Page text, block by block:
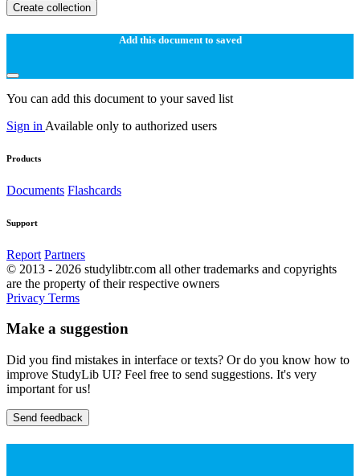
Create collection
Add this document to saved
You can add this document to your saved list
Sign in Available only to authorized users
Products
Documents Flashcards
Support
Report Partners
© 2013 - 2026 studylibtr.com all other trademarks and copyrights
are the property of their respective owners
Privacy Terms
Make a suggestion
Did you find mistakes in interface or texts? Or do you know how to
improve StudyLib UI? Feel free to send suggestions. It's very
important for us!
Send feedback